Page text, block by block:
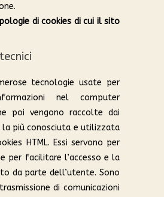
di cookies di cui il sito
tecnologie usate per
nel computer
poi vengono raccolte dai
la più conosciuta e utilizzata
HTML. Essi servono per
per facilitare l’accesso e la
da parte dell’utente. Sono
di comunicazioni